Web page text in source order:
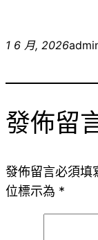
1 6 月, 2026
發佈留
發佈留言必須填
位標示為 *